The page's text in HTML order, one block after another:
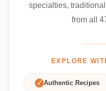
specialties,
from all
EXPLORE
✓ Authentic Recipes